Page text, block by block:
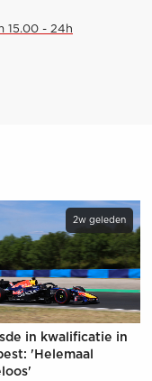
15.00 - 24h
2w geleden
in kwalificatie in
'Helemaal